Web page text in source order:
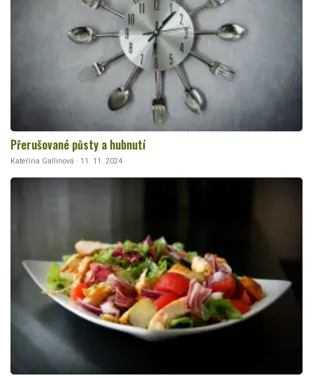
Přerušované půsty a hubnutí
Kateřina Gallinová · 11. 11. 2024